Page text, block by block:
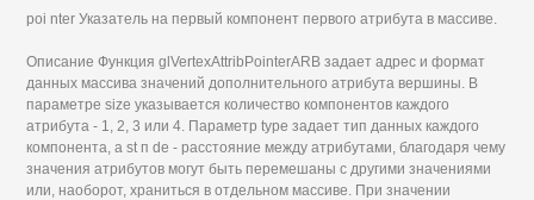
poi nter Указатель на первый компонент первого атрибута в массиве.
Описание Функция glVertexAttribPointerARB задает адрес и формат
данных массива значений дополнительного атрибута вершины. В
параметре size указывается количество компонентов каждого
атрибута - 1, 2, 3 или 4. Параметр type задает тип данных каждого
компонента, a st п de - расстояние между атрибутами, благодаря чему
значения атрибутов могут быть перемешаны с другими значениями
или, наоборот, храниться в отдельном массиве. При значении